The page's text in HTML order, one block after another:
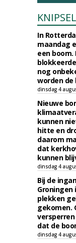
In
maandag
een
nog
worden de
dinsdag 4
Nieuwe
kunnen
hitte en
daarom
dat
kunnen
dinsdag 4
Bij de
Groningen
plekken
gekomen.
dat de
dinsdag 4